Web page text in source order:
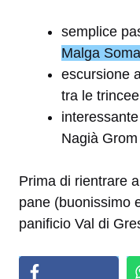
semplice
Malga
escursione
tra le
Nagià Grom
Prima di rientrare
pane (buonissimo
panificio Val di